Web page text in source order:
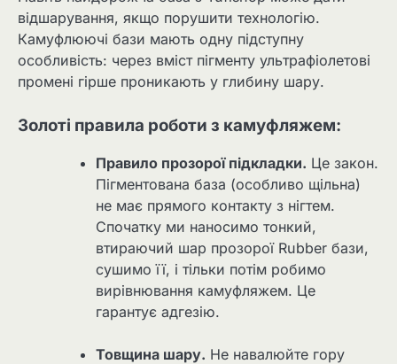
відшарування, якщо порушити технологію.
Камуфлюючі бази мають одну підступну
особливість: через вміст пігменту ультрафіолетові
промені гірше проникають у глибину шару.
Золоті правила роботи з камуфляжем:
Правило прозорої підкладки. Це закон.
Пігментована база (особливо щільна)
не має прямого контакту з нігтем.
Спочатку ми наносимо тонкий,
втираючий шар прозорої Rubber бази,
сушимо її, і тільки потім робимо
вирівнювання камуфляжем. Це
гарантує адгезію.
Товщина шару. Не навалюйте гору